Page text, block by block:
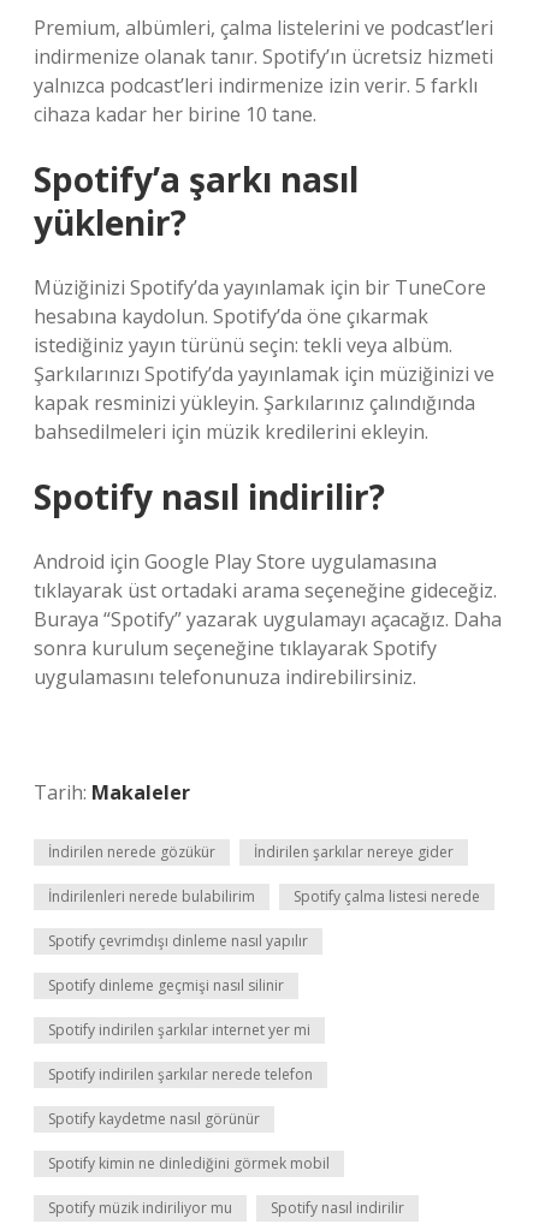
Premium, albümleri, çalma listelerini ve podcast’leri
indirmenize olanak tanır. Spotify’ın ücretsiz hizmeti
yalnızca podcast’leri indirmenize izin verir. 5 farklı
cihaza kadar her birine 10 tane.
Spotify’a şarkı nasıl
yüklenir?
Müziğinizi Spotify’da yayınlamak için bir TuneCore
hesabına kaydolun. Spotify’da öne çıkarmak
istediğiniz yayın türünü seçin: tekli veya albüm.
Şarkılarınızı Spotify’da yayınlamak için müziğinizi ve
kapak resminizi yükleyin. Şarkılarınız çalındığında
bahsedilmeleri için müzik kredilerini ekleyin.
Spotify nasıl indirilir?
Android için Google Play Store uygulamasına
tıklayarak üst ortadaki arama seçeneğine gideceğiz.
Buraya “Spotify” yazarak uygulamayı açacağız. Daha
sonra kurulum seçeneğine tıklayarak Spotify
uygulamasını telefonunuza indirebilirsiniz.
Tarih: Makaleler
İndirilen nerede gözükür İndirilen şarkılar nereye gider
İndirilenleri nerede bulabilirim Spotify çalma listesi nerede
Spotify çevrimdışı dinleme nasıl yapılır
Spotify dinleme geçmişi nasıl silinir
Spotify indirilen şarkılar internet yer mi
Spotify indirilen şarkılar nerede telefon
Spotify kaydetme nasıl görünür
Spotify kimin ne dinlediğini görmek mobil
Spotify müzik indiriliyor mu Spotify nasıl indirilir